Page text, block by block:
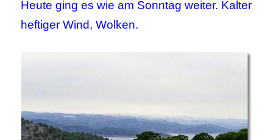
Heute ging es wie am Sonntag weiter. Kalter
heftiger Wind, Wolken.